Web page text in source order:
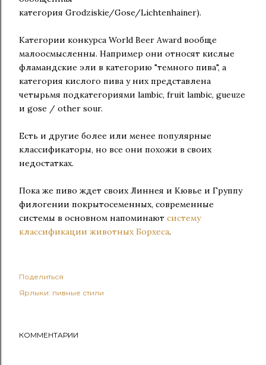
категория Grodziskie/Gose/Lichtenhainer).
Категории конкурса World Beer Award вообще
малоосмысленны. Например они относят кислые
фламандские эли в категорию "темного пива", а
категория кислого пива у них представлена
четырьмя подкатегориями lambic, fruit lambic, gueuze
и gose / other sour.
Есть и другие более или менее популярные
классификаторы, но все они похожи в своих
недостатках.
Пока же пиво ждет своих Линнея и Кювье и Группу
филогении покрытосеменных, современные
системы в основном напоминают систему
классификации животных Борхеса.
Поделиться
Ярлыки: пивные стили
КОММЕНТАРИИ